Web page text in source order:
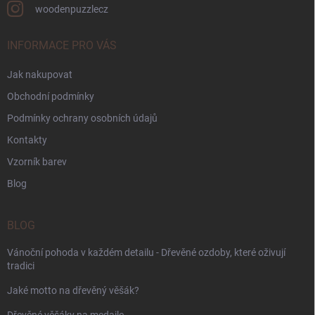
woodenpuzzlecz
INFORMACE PRO VÁS
Jak nakupovat
Obchodní podmínky
Podmínky ochrany osobních údajů
Kontakty
Vzorník barev
Blog
BLOG
Vánoční pohoda v každém detailu - Dřevěné ozdoby, které oživují
tradici
Jaké motto na dřevěný věšák?